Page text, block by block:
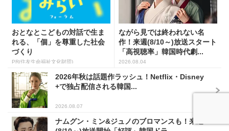
おとなとこどもの対話で生ま
れる、「個」を尊重した社会
づくり
PR(住友生命福祉文化財団)
ながら見では終われない名
作！来週(8/10～)放送スタート
「高視聴率」韓国時代劇...
2026.08.04
2026年秋は話題作ラッシュ！Netflix・Disney
+で独占配信される韓国...
2026.08.07
ナムグン・ミン&ジュノのブロマンスも！来週